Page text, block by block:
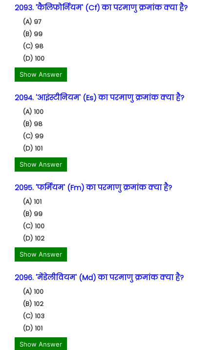
2093. 'कैलिफ़ोर्नियम' (Cf) का परमाणु क्रमांक क्या है?
(A) 97
(B) 99
(C) 98
(D) 100
Show Answer
2094. 'आइंस्टीनियम' (Es) का परमाणु क्रमांक क्या है?
(A) 100
(B) 98
(C) 99
(D) 101
Show Answer
2095. 'फर्मियम' (Fm) का परमाणु क्रमांक क्या है?
(A) 101
(B) 99
(C) 100
(D) 102
Show Answer
2096. 'मेंडेलीवियम' (Md) का परमाणु क्रमांक क्या है?
(A) 100
(B) 102
(C) 103
(D) 101
Show Answer